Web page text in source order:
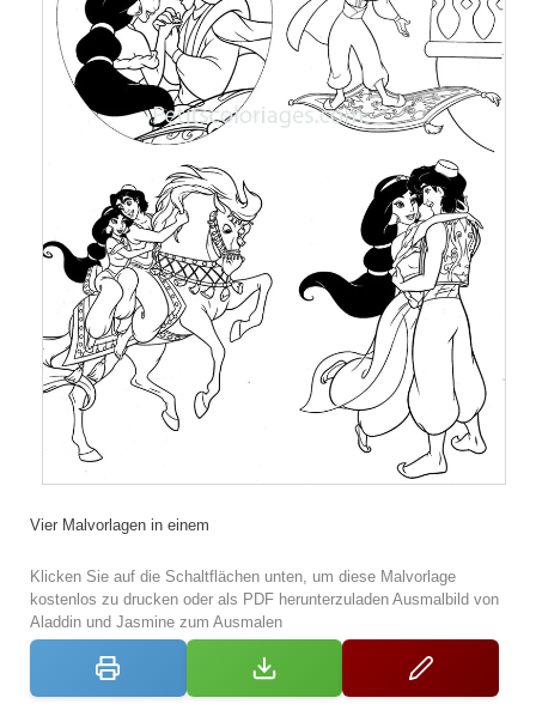
Vier Malvorlagen in einem
Klicken Sie auf die Schaltflächen unten, um diese Malvorlage
kostenlos zu drucken oder als PDF herunterzuladen Ausmalbild von
Aladdin und Jasmine zum Ausmalen